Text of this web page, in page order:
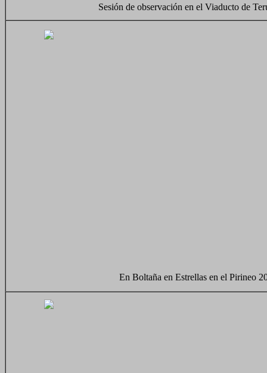
Sesión de observación en el Viaducto de
En Boltaña en Estrellas en el Pirineo